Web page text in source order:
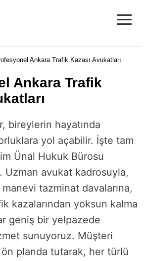
≡
Ankara Trafik Kazası Avukatları
Ankara Trafik
bireylerin hayatında
yol açabilir. İşte tam
Ünal Hukuk Bürosu
Uzman avukat kadrosuyla,
tazminat davalarına,
kazalarından yoksun kalma
geniş bir yelpazede
sunuyoruz. Müşteri
planda tutarak, her türlü